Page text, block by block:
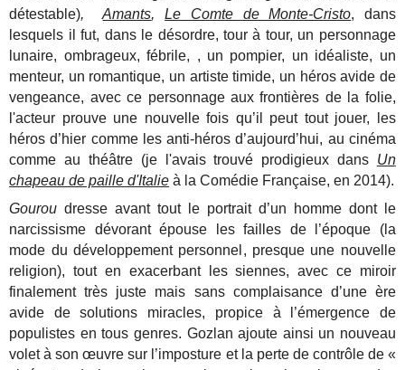
détestable),Amants,Le Comte de Monte-Cristo, dans
lesquels il fut, dans le désordre, tour à tour, un personnage
lunaire, ombrageux, fébrile, , un pompier, un idéaliste, un
menteur, un romantique, un artiste timide, un héros avide de
vengeance, avec ce personnage aux frontières de la folie,
l'acteur prouve une nouvelle fois qu’il peut tout jouer, les
héros d’hier comme les anti-héros d’aujourd’hui, au cinéma
comme au théâtre (je l'avais trouvé prodigieux dans Un
chapeau de paille d'Italie à la Comédie Française, en 2014).
Gourou dresse avant tout le portrait d’un homme dont le
narcissisme dévorant épouse les failles de l’époque (la
mode du développement personnel, presque une nouvelle
religion), tout en exacerbant les siennes, avec ce miroir
finalement très juste mais sans complaisance d’une ère
avide de solutions miracles, propice à l’émergence de
populistes en tous genres. Gozlan ajoute ainsi un nouveau
volet à son œuvre sur l’imposture et la perte de contrôle de «